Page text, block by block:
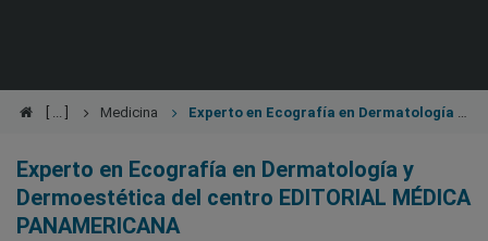
Medicina
Experto en Ecografía en Dermatología y
Dermoestética del centro EDITORIAL MÉDICA
PANAMERICANA